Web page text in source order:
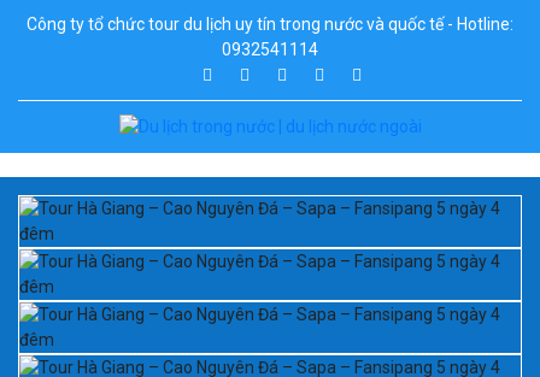
Công ty tổ chức tour du lịch uy tín trong nước và quốc tế - Hotline:
0932541114